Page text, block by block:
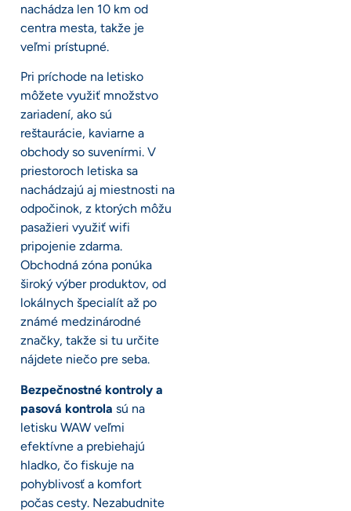
nachádza len 10 km od
centra mesta, takže je
veľmi prístupné.
Pri príchode na letisko
môžete využiť množstvo
zariadení, ako sú
reštaurácie, kaviarne a
obchody so suvenírmi. V
priestoroch letiska sa
nachádzajú aj miestnosti na
odpočinok, z ktorých môžu
pasažieri využiť wifi
pripojenie zdarma.
Obchodná zóna ponúka
široký výber produktov, od
lokálnych špecialít až po
známé medzinárodné
značky, takže si tu určite
nájdete niečo pre seba.
Bezpečnostné kontroly a
pasová kontrola sú na
letisku WAW veľmi
efektívne a prebiehajú
hladko, čo fiskuje na
pohyblivosť a komfort
počas cesty. Nezabudnite